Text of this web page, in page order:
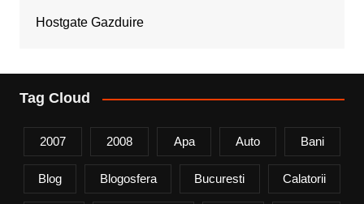
Hostgate Gazduire
Tag Cloud
2007 2008 Apa Auto Bani
Blog Blogosfera Bucuresti Calatorii